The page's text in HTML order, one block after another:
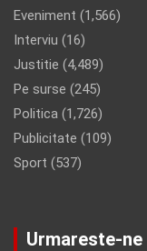
Eveniment (1,566)
Interviu (16)
Justitie (4,489)
Pe surse (245)
Politica (1,726)
Publicitate (109)
Sport (537)
Urmareste-ne